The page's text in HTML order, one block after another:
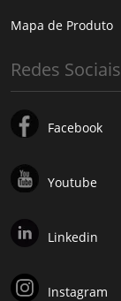
Mapa de Produto
Redes Sociais
Facebook
Youtube
Linkedin
Instagram